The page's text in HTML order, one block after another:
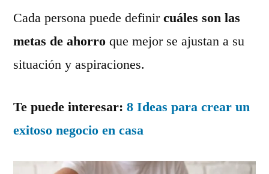
Cada persona puede definir cuáles son las
metas de ahorro que mejor se ajustan a su
situación y aspiraciones.
Te puede interesar: 8 Ideas para crear un
exitoso negocio en casa